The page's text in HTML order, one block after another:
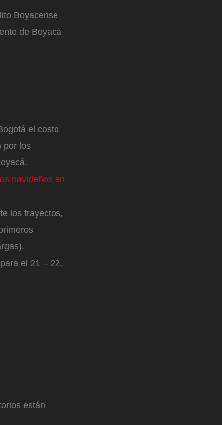
Boyacense
de Boyacá
el costo
por los
navideños en
los trayectos,
el 21 – 22,
están